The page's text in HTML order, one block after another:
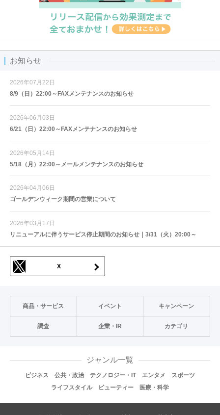
お知らせ
2026年07月22日
8/9（日）22:00～FAXメンテナンスのお知らせ
2026年06月03日
6/21（日）22:00～FAXメンテナンスのお知らせ
2026年05月14日
5/18（月）22:00～メールメンテナンスのお知らせ
2026年04月06日
ゴールデンウィーク期間の営業について
2026年03月17日
リニューアルに伴うサービス停止期間のお知らせ｜3/31（火）20:00～
X
商品・サービス イベント キャンペーン
調査 企業・IR カテゴリ
ジャンル一覧
ビジネス 公共・政治 テクノロジー・IT エンタメ
スポーツ
ライフスタイル
ビューティー 医療・科学